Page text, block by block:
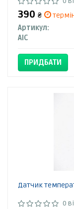
390 ₴
Артикул:
AIC
ПРИДБАТИ
Датчик
0